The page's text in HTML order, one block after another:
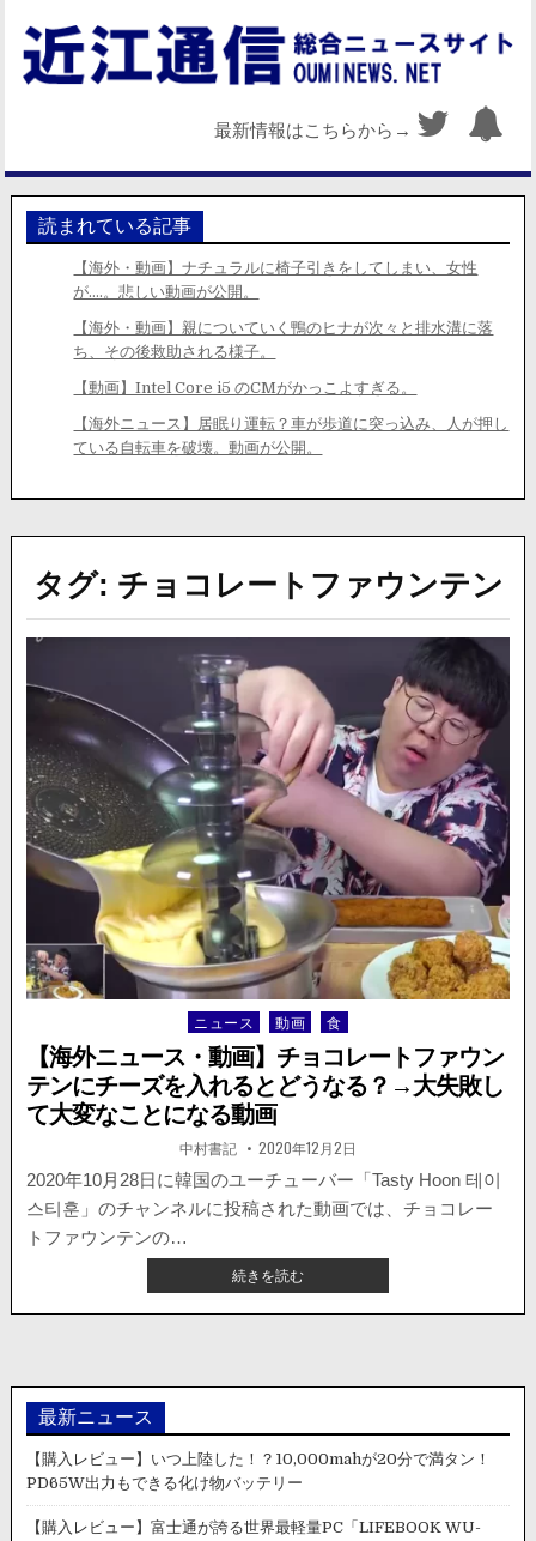
最新情報はこちらから→
読まれている記事
【海外・動画】ナチュラルに椅子引きをしてしまい、女性
が….。悲しい動画が公開。
【海外・動画】親についていく鴨のヒナが次々と排水溝に落
ち、その後救助される様子。
【動画】Intel Core i5 のCMがかっこよすぎる。
【海外ニュース】居眠り運転？車が歩道に突っ込み、人が押し
ている自転車を破壊。動画が公開。
タグ: チョコレートファウンテン
Posted
ニュース 動画 食
【海外ニュース・動画】チョコレートファウン
テンにチーズを入れるとどうなる？→大失敗し
て大変なことになる動画
著
者:
中村書記 掲
載
日：
2020年12月2日
2020年10月28日に韓国のユーチューバー「Tasty Hoon 테이
스티훈」のチャンネルに投稿された動画では、チョコレー
トファウンテンの…
続きを読む【海
外
ニ
ス・
画】
チ
コ
レ
最新ニュース
【購入レビュー】いつ上陸した！？10,000mahが20分で満タン！
PD65W出力もできる化け物バッテリー
【購入レビュー】富士通が誇る世界最軽量PC「LIFEBOOK WU-